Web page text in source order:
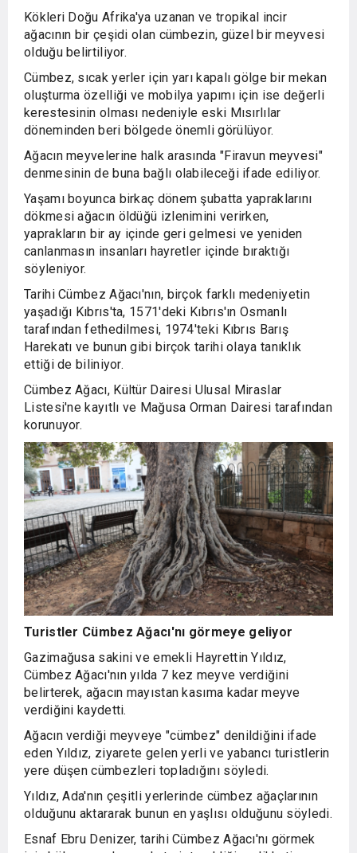
Kökleri Doğu Afrika'ya uzanan ve tropikal incir
ağacının bir çeşidi olan cümbezin, güzel bir meyvesi
olduğu belirtiliyor.
Cümbez, sıcak yerler için yarı kapalı gölge bir mekan
oluşturma özelliği ve mobilya yapımı için ise değerli
kerestesinin olması nedeniyle eski Mısırlılar
döneminden beri bölgede önemli görülüyor.
Ağacın meyvelerine halk arasında "Firavun meyvesi"
denmesinin de buna bağlı olabileceği ifade ediliyor.
Yaşamı boyunca birkaç dönem şubatta yapraklarını
dökmesi ağacın öldüğü izlenimini verirken,
yaprakların bir ay içinde geri gelmesi ve yeniden
canlanmasın insanları hayretler içinde bıraktığı
söyleniyor.
Tarihi Cümbez Ağacı'nın, birçok farklı medeniyetin
yaşadığı Kıbrıs'ta, 1571'deki Kıbrıs'ın Osmanlı
tarafından fethedilmesi, 1974'teki Kıbrıs Barış
Harekatı ve bunun gibi birçok tarihi olaya tanıklık
ettiği de biliniyor.
Cümbez Ağacı, Kültür Dairesi Ulusal Miraslar
Listesi'ne kayıtlı ve Mağusa Orman Dairesi tarafından
korunuyor.
Turistler Cümbez Ağacı'nı görmeye geliyor
Gazimağusa sakini ve emekli Hayrettin Yıldız,
Cümbez Ağacı'nın yılda 7 kez meyve verdiğini
belirterek, ağacın mayıstan kasıma kadar meyve
verdiğini kaydetti.
Ağacın verdiği meyveye "cümbez" denildiğini ifade
eden Yıldız, ziyarete gelen yerli ve yabancı turistlerin
yere düşen cümbezleri topladığını söyledi.
Yıldız, Ada'nın çeşitli yerlerinde cümbez ağaçlarının
olduğunu aktararak bunun en yaşlısı olduğunu söyledi.
Esnaf Ebru Denizer, tarihi Cümbez Ağacı'nı görmek